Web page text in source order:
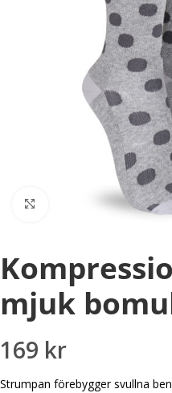
mjuk
169 kr
Strumpan förebygger svullna